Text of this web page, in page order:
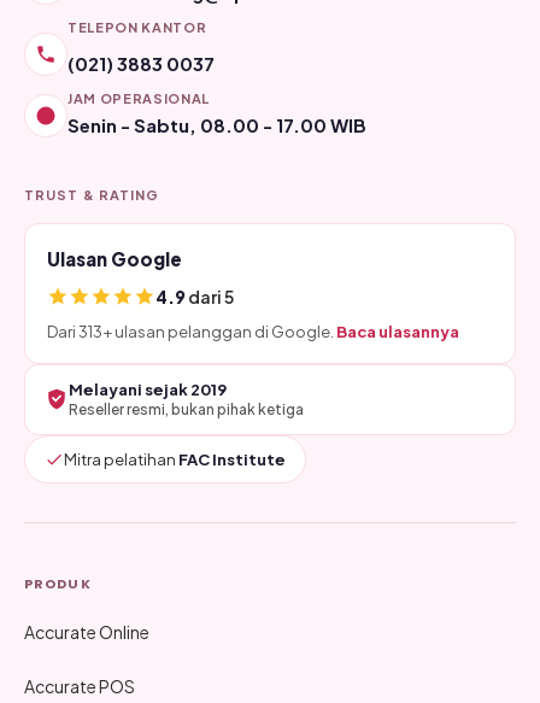
TELEPON KANTOR
(021) 3883 0037
JAM OPERASIONAL
Senin - Sabtu, 08.00 - 17.00 WIB
TRUST & RATING
Ulasan Google
4.9dari 5
Dari 313+ ulasan pelanggan di Google. Baca ulasannya
Melayani sejak 2019
Reseller resmi, bukan pihak ketiga
Mitra pelatihan FAC Institute
PRODUK
Accurate Online
Accurate POS